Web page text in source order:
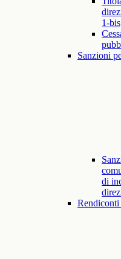
1-
Sanzioni
di